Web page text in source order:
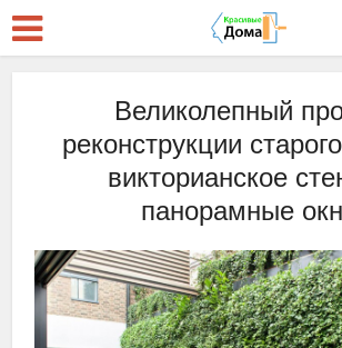
Великолепный
реконструкции
викторианское
панорамные